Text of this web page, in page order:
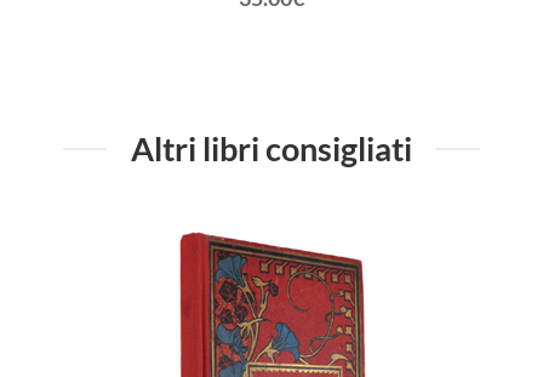
Altri libri consigliati